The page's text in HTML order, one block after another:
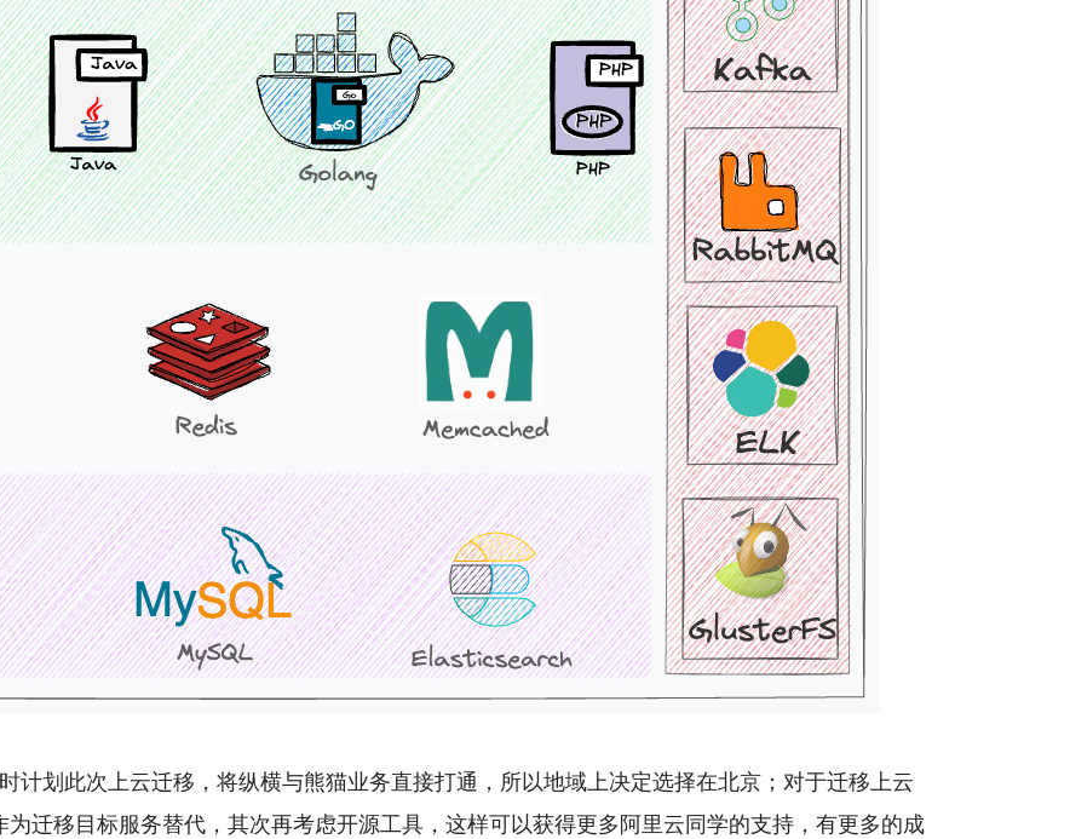
划此次上云迁移，将纵横与熊猫业务直接打通，所以地域上决定选择在北京；对于迁移上云
迁移目标服务替代，其次再考虑开源工具，这样可以获得更多阿里云同学的支持，有更多的成